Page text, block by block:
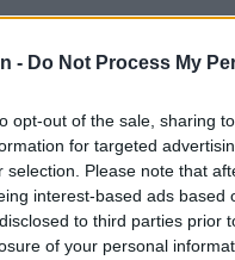
- Do Not Process My
opt-out of the sale, sharing
for targeted
selection. Please note that
interest-based ads
to third parties prior
of your personal
iz Raven v smeri
voznik/ca
je zaradi prekratke
je zaradi lažje